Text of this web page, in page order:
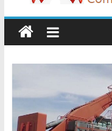
–
Precio
de